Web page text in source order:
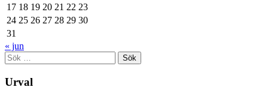
17 18 19 20 21 22 23
24 25 26 27 28 29 30
31
« jun
Sök
efter:
Urval